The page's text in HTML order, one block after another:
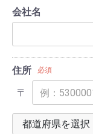
会社名
住所 必須
〒